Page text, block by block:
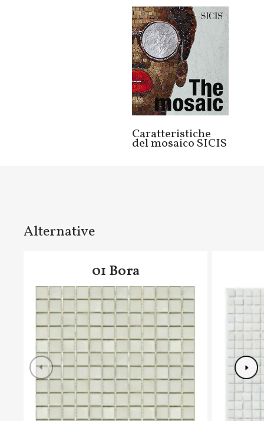
Caratteristiche
del mosaico SICIS
Alternative
01 Bora